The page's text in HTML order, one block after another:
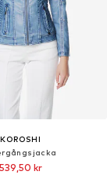
KOROSHI
539,50 kr